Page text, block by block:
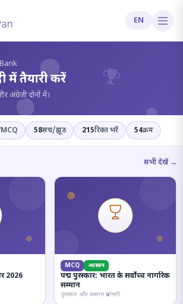
EN
?
में तैयारी करें
अंग्रेज़ी दोनों में।
MCQ 58सच/झूठ 215रिक्त भरें 54क्रम
सभी देखें →
2026
MCQ आसान
पद्म पुरस्कार: भारत के सर्वोच्च नागरिक
सम्मान
पुरस्कार और सम्मान प्रश्नोत्तरी